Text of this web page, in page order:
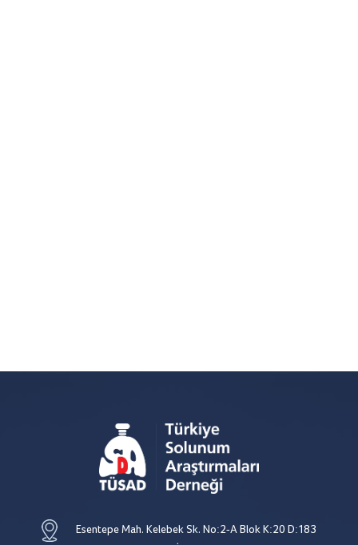
Esentepe Mah. Kelebek Sk. No:2-A Blok K:20 D:183